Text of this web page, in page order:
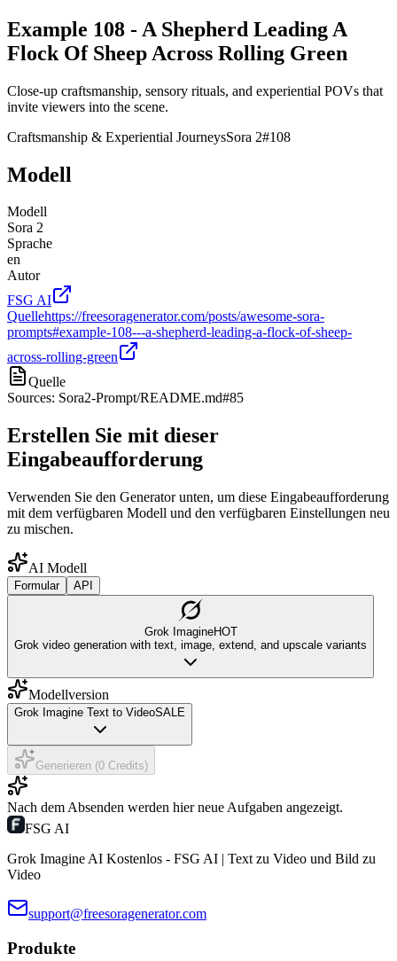
Example 108 - A Shepherd Leading A
Flock Of Sheep Across Rolling Green
Close-up craftsmanship, sensory rituals, and experiential POVs that
invite viewers into the scene.
Craftsmanship & Experiential JourneysSora 2#108
Modell
Modell
Sora 2
Sprache
en
Autor
FSG AI
Quellehttps://freesoragenerator.com/posts/awesome-sora-
prompts#example-108---a-shepherd-leading-a-flock-of-sheep-
across-rolling-green
Quelle
Sources: Sora2-Prompt/README.md#85
Erstellen Sie mit dieser
Eingabeaufforderung
Verwenden Sie den Generator unten, um diese Eingabeaufforderung
mit dem verfügbaren Modell und den verfügbaren Einstellungen neu
zu mischen.
AI Modell
Formular API
Grok ImagineHOT
Grok video generation with text, image, extend, and upscale variants
Modellversion
Grok Imagine Text to VideoSALE
Generieren (0 Credits)
Nach dem Absenden werden hier neue Aufgaben angezeigt.
FSG AI
Grok Imagine AI Kostenlos - FSG AI | Text zu Video und Bild zu
Video
support@freesoragenerator.com
Produkte